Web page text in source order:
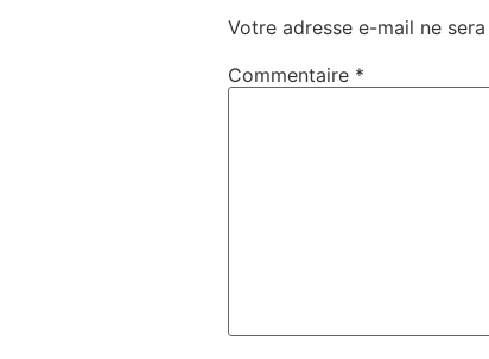
Votre adresse e-mail ne
Commentaire *